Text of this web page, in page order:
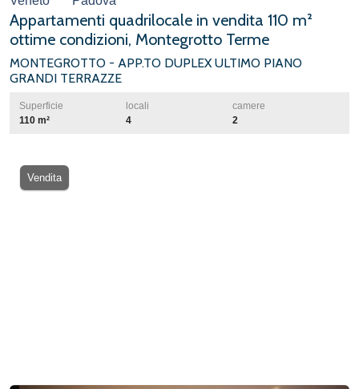
Appartamenti quadrilocale in vendita 110 m²
ottime condizioni, Montegrotto Terme
MONTEGROTTO - APP.TO DUPLEX ULTIMO PIANO
GRANDI TERRAZZE
Superficie
110 m²
locali
4
camere
2
Vendita